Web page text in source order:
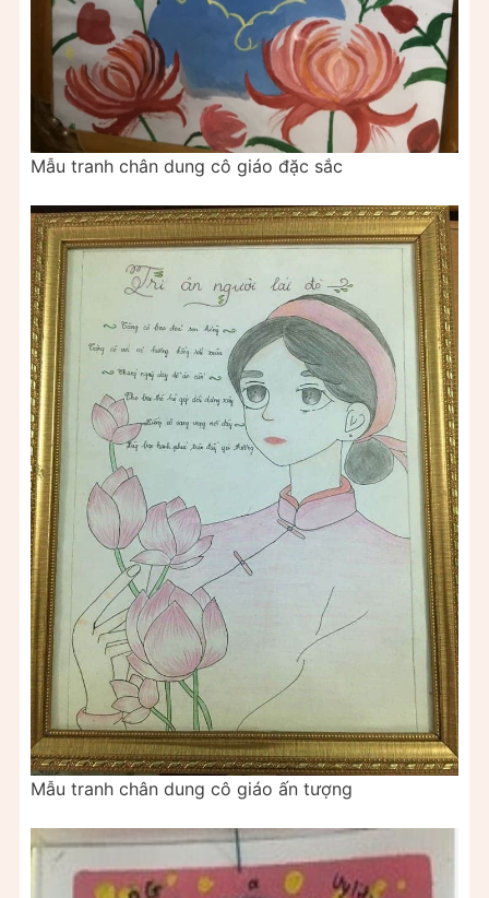
Mẫu tranh chân dung cô giáo đặc sắc
Mẫu tranh chân dung cô giáo ấn tượng